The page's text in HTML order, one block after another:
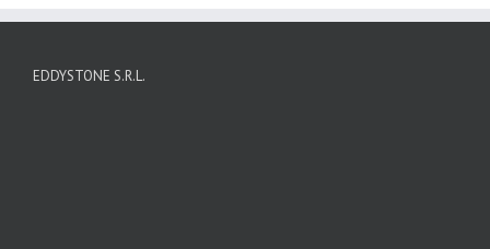
EDDYSTONE S.R.L.